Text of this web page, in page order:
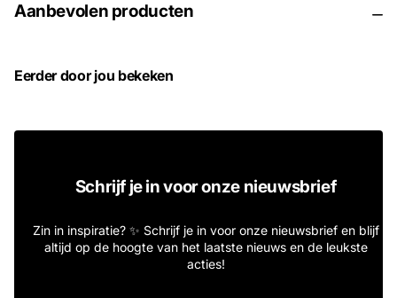
Aanbevolen producten
Eerder door jou bekeken
Schrijf je in voor onze nieuwsbrief
Zin in inspiratie? ✨ Schrijf je in voor onze nieuwsbrief en blijf
altijd op de hoogte van het laatste nieuws en de leukste
acties!